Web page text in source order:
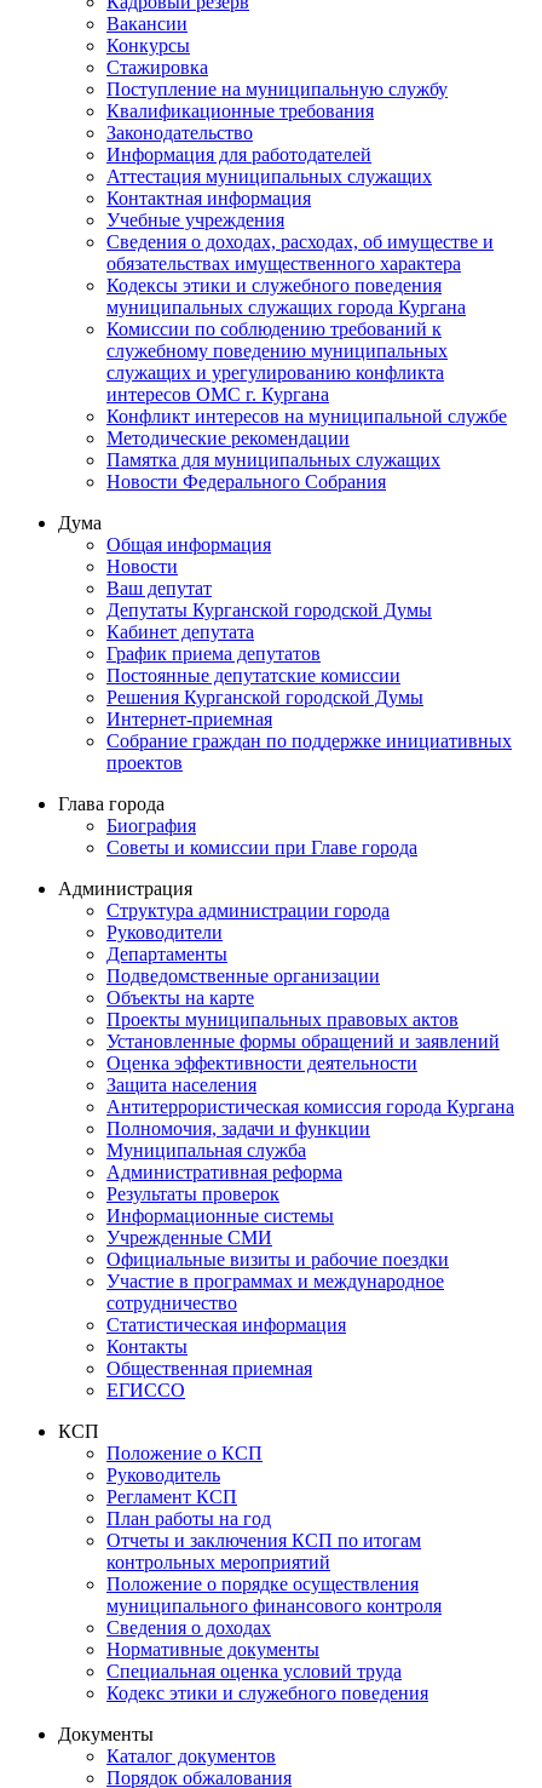
Вакансии
Конкурсы
Стажировка
Поступление на муниципальную службу
Квалификационные требования
Законодательство
Информация для работодателей
Аттестация муниципальных служащих
Контактная информация
Учебные учреждения
Сведения о доходах, расходах, об имуществе и
обязательствах имущественного характера
Кодексы этики и служебного поведения
муниципальных служащих города Кургана
Комиссии по соблюдению требований к
служебному поведению муниципальных
служащих и урегулированию конфликта
интересов ОМС г. Кургана
Конфликт интересов на муниципальной службе
Методические рекомендации
Памятка для муниципальных служащих
Новости Федерального Cобрания
Дума
Общая информация
Новости
Ваш депутат
Депутаты Курганской городской Думы
Кабинет депутата
График приема депутатов
Постоянные депутатские комиссии
Решения Курганской городской Думы
Интернет-приемная
Собрание граждан по поддержке инициативных
проектов
Глава города
Биография
Советы и комиссии при Главе города
Администрация
Структура администрации города
Руководители
Департаменты
Подведомственные организации
Объекты на карте
Проекты муниципальных правовых актов
Установленные формы обращений и заявлений
Оценка эффективности деятельности
Защита населения
Антитеррористическая комиссия города Кургана
Полномочия, задачи и функции
Муниципальная служба
Административная реформа
Результаты проверок
Информационные системы
Учрежденные СМИ
Официальные визиты и рабочие поездки
Участие в программах и международное
сотрудничество
Статистическая информация
Контакты
Общественная приемная
ЕГИССО
КСП
Положение о КСП
Руководитель
Регламент КСП
План работы на год
Отчеты и заключения КСП по итогам
контрольных мероприятий
Положение о порядке осуществления
муниципального финансового контроля
Сведения о доходах
Нормативные документы
Специальная оценка условий труда
Кодекс этики и служебного поведения
Документы
Каталог документов
Порядок обжалования